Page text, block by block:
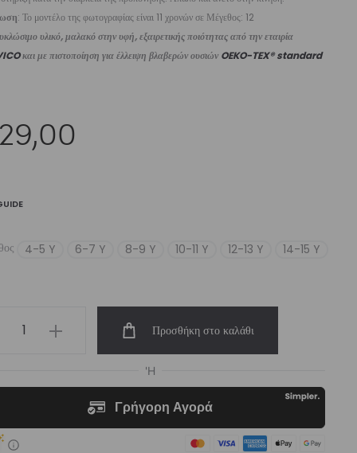
: Το μοντέλο της φωτογραφίας είναι 11 χρονών σε Μέγεθος: 12
υλικό, μαλακό στην υφή, εξαιρετικής ποιότητας από την εταιρία
και με πιστοποίηση για έλλειψη βλαβερών ουσιών OEKO-TEX® standard
4-5 Y 6-7 Y 8-9 Y 10-11 Y 12-13 Y 14-15 Y
Προσθήκη στο καλάθι